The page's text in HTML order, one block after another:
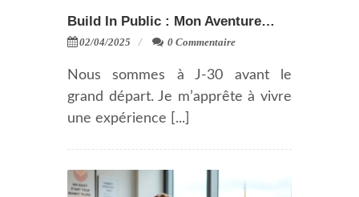
Build In Public : Mon Aventure…
02/04/2025 0 Commentaire
Nous sommes à J-30 avant le
grand départ. Je m’apprête à vivre
une expérience [...]